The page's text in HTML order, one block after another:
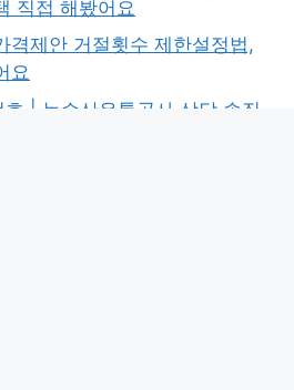
직접 해봤어요
격제안 거절횟수 제한설정법,
요
| 농수산유통공사 상담 솔직